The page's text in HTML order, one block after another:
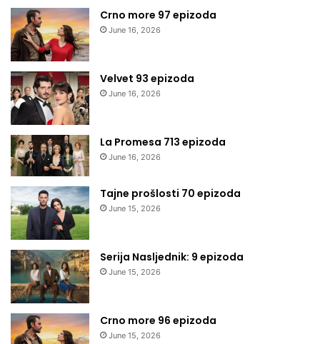
Crno more 97 epizoda
June 16, 2026
Velvet 93 epizoda
June 16, 2026
La Promesa 713 epizoda
June 16, 2026
Tajne prošlosti 70 epizoda
June 15, 2026
Serija Nasljednik: 9 epizoda
June 15, 2026
Crno more 96 epizoda
June 15, 2026